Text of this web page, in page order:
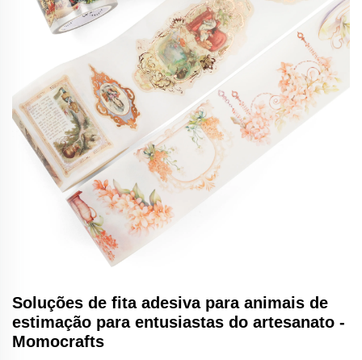
Soluções de fita adesiva para animais de
estimação para entusiastas do artesanato -
Momocrafts